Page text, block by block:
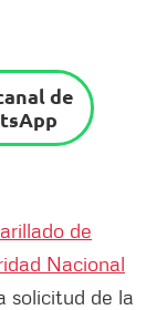
de
de
Nacional
solicitud de la